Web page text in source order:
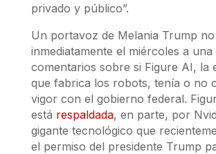
privado y público”.
Un portavoz de Melania Trump
inmediatamente el miércoles a una
comentarios sobre si Figure AI, la
que fabrica los robots, tenía o no
vigor con el gobierno federal.
está respaldada, en parte, por
gigante tecnológico que
el permiso del presidente Trump